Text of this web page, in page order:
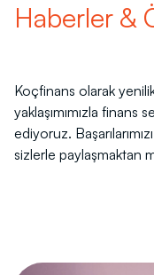
Haberler &
Koçfinans olarak
yaklaşımımızla
ediyoruz.
sizlerle paylaşmaktan